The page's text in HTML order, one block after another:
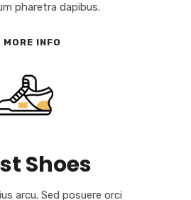
pharetra dapibus.
MORE INFO
Shoes
arcu. Sed posuere orci